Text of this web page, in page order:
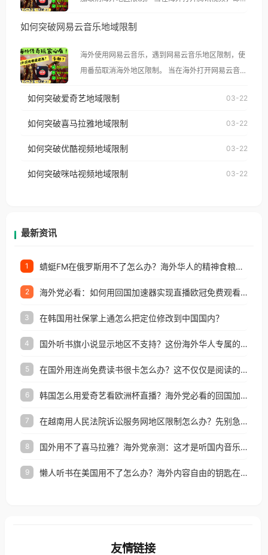
示语。 海外用户如香港、澳门、台湾、美国、加拿
像其他音乐平台一样，出现地区及版权限制问题，且
仅能在中国大陆地区播放。 遇到这个问题的朋友们，
使用番茄回国加速器，即可解决「海外用户收听腾讯
台湾、美国、加拿大、澳大利亚、欧洲等国家和地区
权限制所困扰。
如何突破网易云音乐地域限制
海外使用网易云音乐，遇到网易云音乐地区限制，使
用番茄取消海外地区限制。 当在海外打开网易云音
播放”的提示语。 海外用户如香港、澳门、台湾、美
国、加拿大、澳大利亚、欧洲等国家和地区时，网易
制问题，且仅能在中国大陆地区播放。 遇到这个问题
户收听网易云音乐地区版权限制」的问题，无论人在
如何突破爱奇艺地域限制 03-22
如何突破喜马拉雅地域限制 03-22
如何突破优酷视频地域限制 03-22
如何突破咪咕视频地域限制 03-22
最新资讯
1 蜻蜓FM在俄罗斯用不了怎么办？海外华人的精神食粮补给方案
2 海外党必看：如何用回国加速器实现直播欧冠免费观看？附影视音乐全攻略
3 在韩国用社保掌上通怎么把定位修改到中国国内？
4 国外听书旗小说显示地区不支持？这份海外华人专属的国内内容解锁指南请收好
5 在国外用连尚免费读书很卡怎么办？这不仅仅是阅读的烦恼
6 韩国怎么用爱奇艺看欧洲杯直播？海外党必看的回国加速全攻略
7 在越南用人民法院诉讼服务网地区限制怎么办？先别急，这可能只是网络问题的冰山一角
8 国外用不了喜马拉雅？海外党亲测：这才是听国内音乐听书的正确打开方式
9 懒人听书在美国用不了怎么办？海外内容自由的钥匙在这里
友情链接